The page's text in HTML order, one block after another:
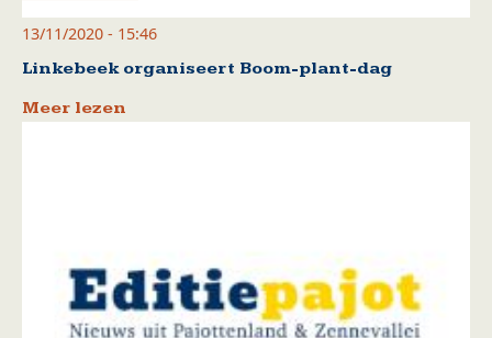
13/11/2020 - 15:46
Linkebeek organiseert Boom-plant-dag
Meer lezen